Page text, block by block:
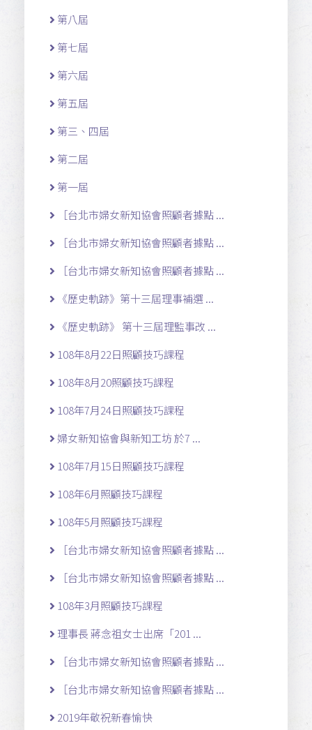
第八屆
第七屆
第六屆
第五屆
第三、四屆
第二屆
第一屆
［台北市婦女新知協會照顧者據點 ...
［台北市婦女新知協會照顧者據點 ...
［台北市婦女新知協會照顧者據點 ...
《歷史軌跡》第十三屆理事補選 ...
《歷史軌跡》 第十三屆理監事改 ...
108年8月22日照顧技巧課程
108年8月20照顧技巧課程
108年7月24日照顧技巧課程
婦女新知協會與新知工坊 於7 ...
108年7月15日照顧技巧課程
108年6月照顧技巧課程
108年5月照顧技巧課程
［台北市婦女新知協會照顧者據點 ...
［台北市婦女新知協會照顧者據點 ...
108年3月照顧技巧課程
理事長 蔣念祖女士出席「201 ...
［台北市婦女新知協會照顧者據點 ...
［台北市婦女新知協會照顧者據點 ...
2019年敬祝新春愉快